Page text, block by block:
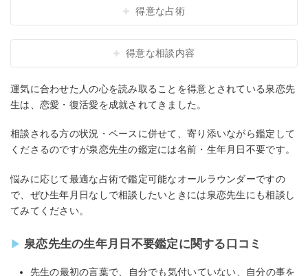
得意な占術
得意な相談内容
運気に合わせた人の心を読み取ることを得意とされている泉恋先
生は、恋愛・復活愛を成就されてきました。
相談される方の状況・ペースに併せて、寄り添いながら鑑定して
くださるのですが泉恋先生の鑑定には名前・生年月日不要です。
悩みに応じて最適な占術で鑑定可能なオールラウンダーですの
で、ぜひ生年月日なしで相談したいときには泉恋先生にも相談し
てみてください。
泉恋先生の生年月日不要鑑定に関する口コミ
先生の最初の言葉で、自分でも気付いていない、自分の事を